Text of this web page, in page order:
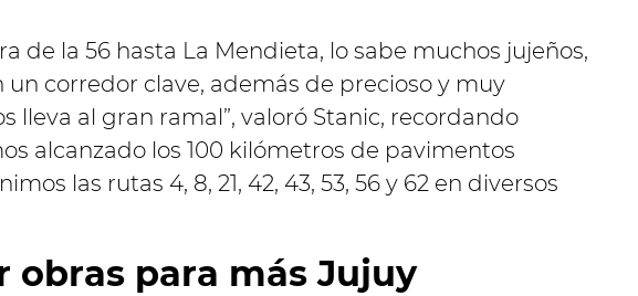
de la 56 hasta La Mendieta, lo sabe muchos jujeños,
un corredor clave, además de precioso y muy
lleva al gran ramal”, valoró Stanic, recordando
alcanzado los 100 kilómetros de pavimentos
las rutas 4, 8, 21, 42, 43, 53, 56 y 62 en diversos
obras para más Jujuy